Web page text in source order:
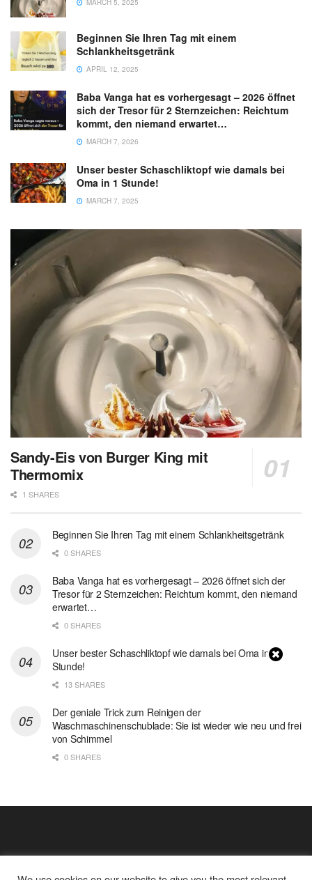
Beginnen Sie Ihren Tag mit einem
Schlankheitsgetränk
APRIL 12, 2025
Baba Vanga hat es vorhergesagt – 2026 öffnet
sich der Tresor für 2 Sternzeichen: Reichtum
kommt, den niemand erwartet…
MARCH 7, 2026
Unser bester Schaschliktopf wie damals bei
Oma in 1 Stunde!
MARCH 7, 2025
Sandy-Eis von Burger King mit
Thermomix
1 SHARES
Beginnen Sie Ihren Tag mit einem Schlankheitsgetränk
0 SHARES
Baba Vanga hat es vorhergesagt – 2026 öffnet sich der
Tresor für 2 Sternzeichen: Reichtum kommt, den niemand
erwartet…
0 SHARES
Unser bester Schaschliktopf wie damals bei Oma in 1
Stunde!
13 SHARES
Der geniale Trick zum Reinigen der
Waschmaschinenschublade: Sie ist wieder wie neu und frei
von Schimmel
0 SHARES